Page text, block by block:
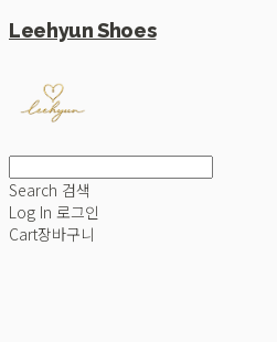
Leehyun Shoes
Search 검색
Log In 로그인
Cart장바구니